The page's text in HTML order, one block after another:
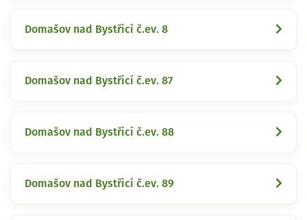
Domašov nad Bystřicí č.ev. 8
Domašov nad Bystřicí č.ev. 87
Domašov nad Bystřicí č.ev. 88
Domašov nad Bystřicí č.ev. 89